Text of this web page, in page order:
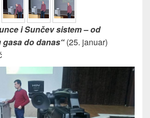
i Sunčev sistem – od
do danas“(25. januar)